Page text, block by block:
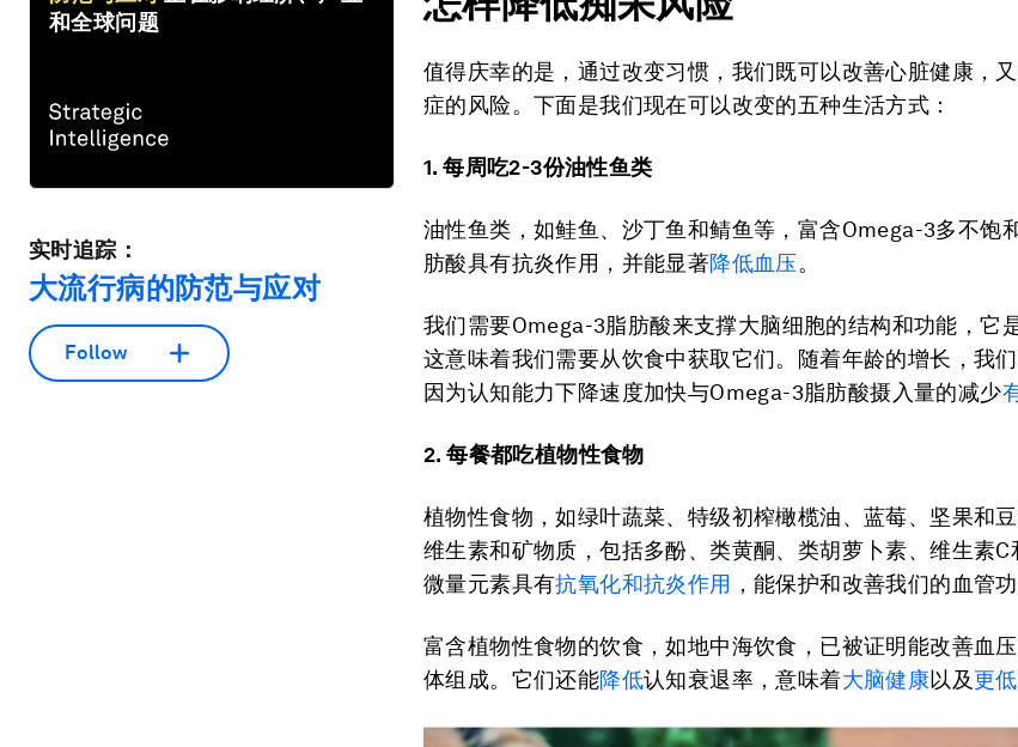
和全球问题
实时追踪：
大流行病的防范与应对
Follow
值得庆幸的是，通过改变习惯，我们既可以改善心脏健康，
症的风险。下面是我们现在可以改变的五种生活方式：
1. 每周吃2-3份油性鱼类
油性鱼类，如鲑鱼、沙丁鱼和鲭鱼等，富含Omega-3多不饱
肪酸具有抗炎作用，并能显著降低血压。
我们需要Omega-3脂肪酸来支撑大脑细胞的结构和功能，它
这意味着我们需要从饮食中获取它们。随着年龄的增长，我
因为认知能力下降速度加快与Omega-3脂肪酸摄入量的减少
2. 每餐都吃植物性食物
植物性食物，如绿叶蔬菜、特级初榨橄榄油、蓝莓、坚果和
维生素和矿物质，包括多酚、类黄酮、类胡萝卜素、维生素
微量元素具有抗氧化和抗炎作用 ，能保护和改善我们的血管功
富含植物性食物的饮食，如地中海饮食，已被证明能改善血
体组成。它们还能降低认知衰退率，意味着大脑健康以及更低